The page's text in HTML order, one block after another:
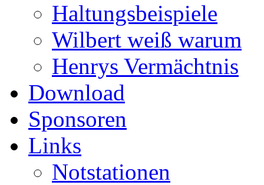
Haltungsbeispiele
Wilbert weiß warum
Henrys Vermächtnis
Download
Sponsoren
Links
Notstationen